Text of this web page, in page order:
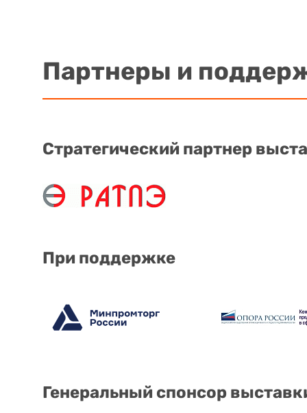
Партнеры и
Стратегический партнер
При поддержке
Генеральный спонсор